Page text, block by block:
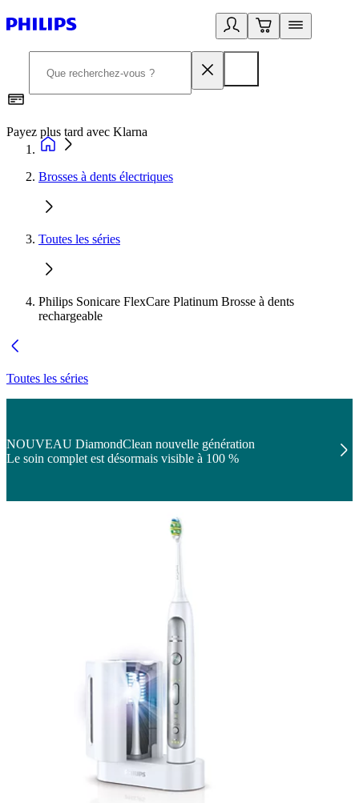
Payez plus tard avec Klarna
Brosses à dents électriques
Toutes les séries
Philips Sonicare FlexCare Platinum Brosse à dents
rechargeable
Toutes les séries
NOUVEAU DiamondClean nouvelle génération
Le soin complet est désormais visible à 100 %